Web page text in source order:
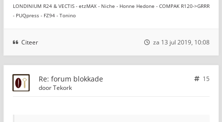
LONDINIUM R24 & VECTIS - etzMAX - Niche - Honne Hedone - COMPAK R120->GRRR
- PUQpress - FZ94 - Tonino
Citeer za 13 jul 2019, 10:08
Re: forum blokkade
15
doorTekork